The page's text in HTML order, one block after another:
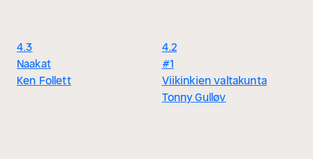
4.3
Naakat
Ken Follett
4.2
#1
Viikinkien valtakunta
Tonny Gulløv